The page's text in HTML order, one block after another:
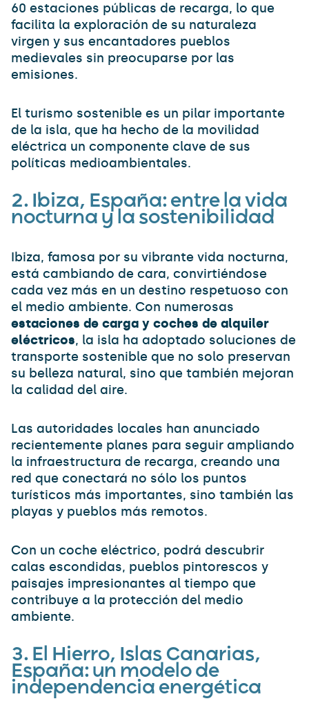
60 estaciones públicas de recarga, lo que
facilita la exploración de su naturaleza
virgen y sus encantadores pueblos
medievales sin preocuparse por las
emisiones.
El turismo sostenible es un pilar importante
de la isla, que ha hecho de la movilidad
eléctrica un componente clave de sus
políticas medioambientales.
2. Ibiza, España: entre la vida
nocturna y la sostenibilidad
Ibiza, famosa por su vibrante vida nocturna,
está cambiando de cara, convirtiéndose
cada vez más en un destino respetuoso con
el medio ambiente. Con numerosas
estaciones de carga y coches de alquiler
eléctricos, la isla ha adoptado soluciones de
transporte sostenible que no solo preservan
su belleza natural, sino que también mejoran
la calidad del aire.
Las autoridades locales han anunciado
recientemente planes para seguir ampliando
la infraestructura de recarga, creando una
red que conectará no sólo los puntos
turísticos más importantes, sino también las
playas y pueblos más remotos.
Con un coche eléctrico, podrá descubrir
calas escondidas, pueblos pintorescos y
paisajes impresionantes al tiempo que
contribuye a la protección del medio
ambiente.
3. El Hierro, Islas Canarias,
España: un modelo de
independencia energética